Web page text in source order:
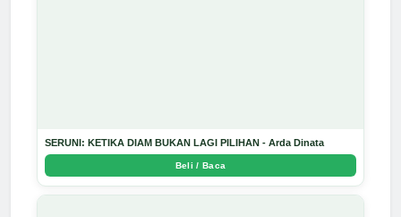
SERUNI: KETIKA DIAM BUKAN LAGI PILIHAN - Arda Dinata
Beli / Baca